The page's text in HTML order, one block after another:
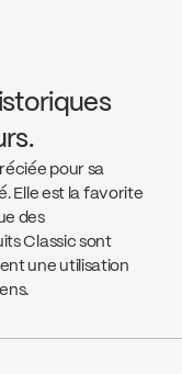
pour sa
Elle est la favorite
des
Classic sont
une utilisation